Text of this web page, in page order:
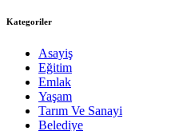
Kategoriler
Asayiş
Eğitim
Emlak
Yaşam
Tarım Ve Sanayi
Belediye